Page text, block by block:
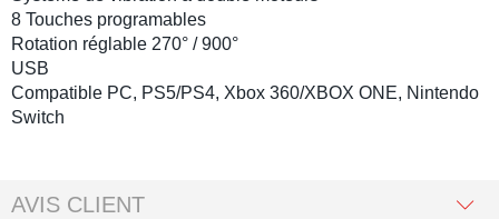
8 Touches programables
Rotation réglable 270° / 900°
USB
Compatible PC, PS5/PS4, Xbox 360/XBOX ONE, Nintendo
Switch
AVIS CLIENT